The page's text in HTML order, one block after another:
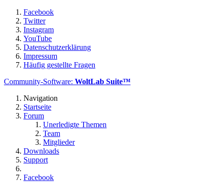
Facebook
Twitter
Instagram
YouTube
Datenschutzerklärung
Impressum
Häufig gestellte Fragen
Community-Software: WoltLab Suite™
Navigation
Startseite
Forum
Unerledigte Themen
Team
Mitglieder
Downloads
Support
Facebook